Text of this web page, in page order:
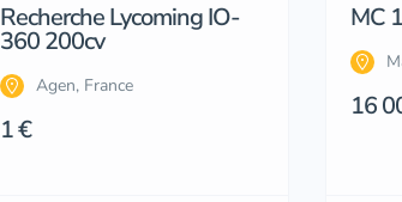
Recherche Lycoming IO-
360 200cv
Agen, France
1 €
MC
16